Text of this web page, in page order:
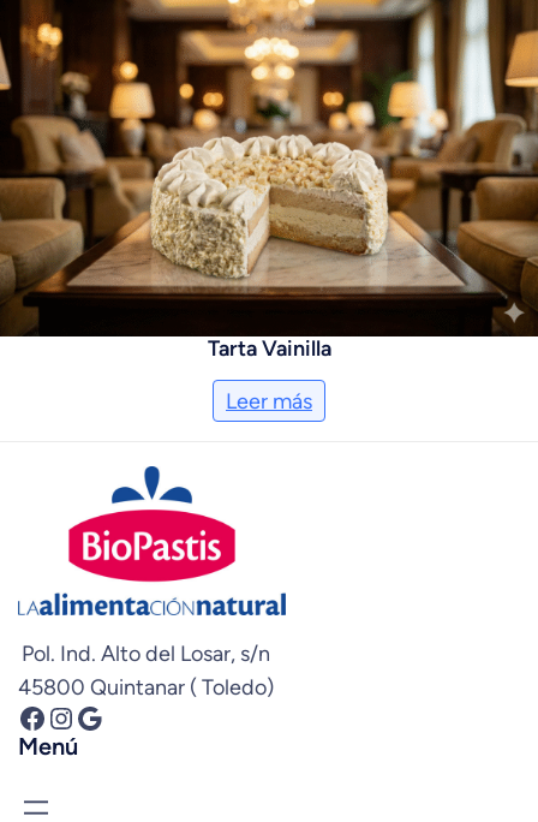
Tarta Vainilla
Leer más
Pol. Ind. Alto del Losar, s/n
45800 Quintanar ( Toledo)
Facebook InstagramGoogle
Menú